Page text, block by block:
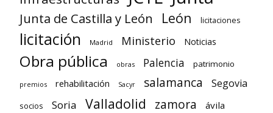
Junta de Castilla y León León licitaciones
licitación Madrid Ministerio Noticias
Obra pública obras Palencia patrimonio
premios rehabilitación Sacyr salamanca Segovia
socios Soria Valladolid zamora ávila